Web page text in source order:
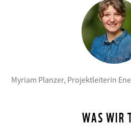
Myriam Planzer, Projektleiterin
WAS WIR